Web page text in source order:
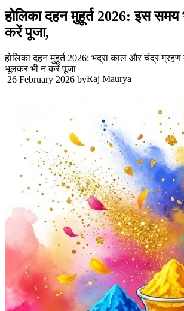
होलिका दहन मुहूर्त 2026: इस
करें पूजा,
होलिका दहन मुहूर्त 2026: भद्रा काल और चंद्र
भूलकर भी न करें पूजा
26 February 2026 byRaj Maurya